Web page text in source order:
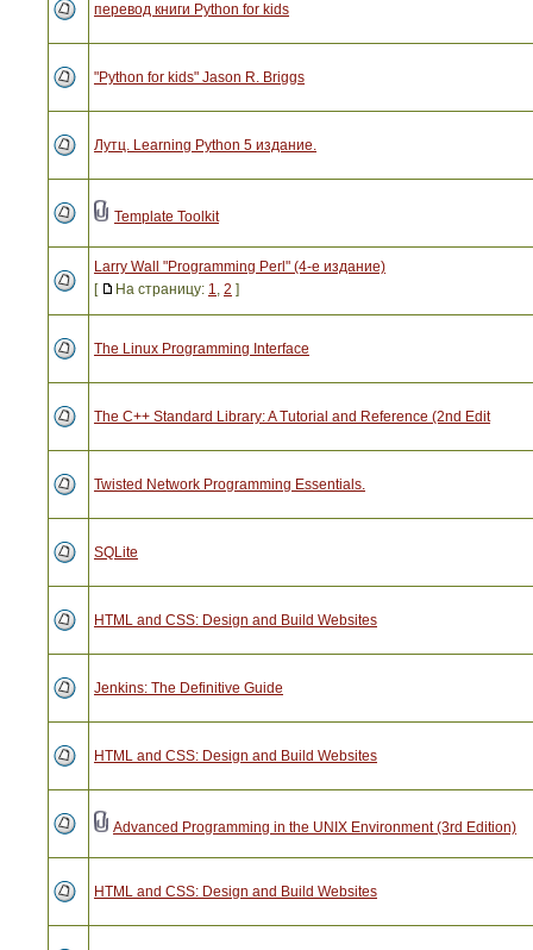
перевод книги Python for kids
"Python for kids" Jason R. Briggs
Лутц. Learning Python 5 издание.
Template Toolkit
Larry Wall "Programming Perl" (4-е издание)
[
На страницу: 1, 2 ]
The Linux Programming Interface
The C++ Standard Library: A Tutorial and Reference (2nd Edit
Twisted Network Programming Essentials.
SQLite
HTML and CSS: Design and Build Websites
Jenkins: The Definitive Guide
HTML and CSS: Design and Build Websites
Advanced Programming in the UNIX Environment (3rd Edition)
HTML and CSS: Design and Build Websites